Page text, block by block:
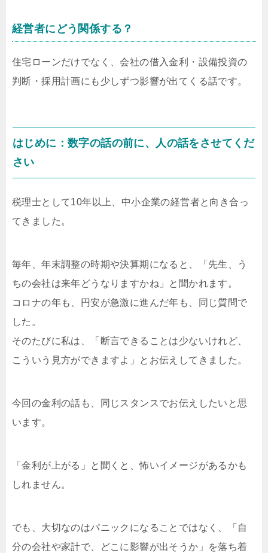
経営者にどう関係する？
住宅ローンだけでなく、会社の借入金利・設備投資の
判断・採用計画にも少しずつ影響が出てくる話です。
はじめに：数字の話の前に、人の話をさせてくだ
さい
税理士として10年以上、中小企業の経営者と向き合っ
てきました。
毎年、年末調整の時期や決算期になると、「先生、う
ちの会社は来年どうなりますかね」と聞かれます。
コロナの年も、円安が急激に進んだ年も、同じ質問で
した。
そのたびに私は、「断言できることは少ないけれど、
こういう見方ができますよ」とお伝えしてきました。
今回の金利の話も、同じスタンスでお伝えしたいと思
います。
「金利が上がる」と聞くと、怖いイメージがあるかも
しれません。
でも、大切なのはパニックになることではなく、「自
分の会社や家計で、どこに影響が出そうか」を落ち着